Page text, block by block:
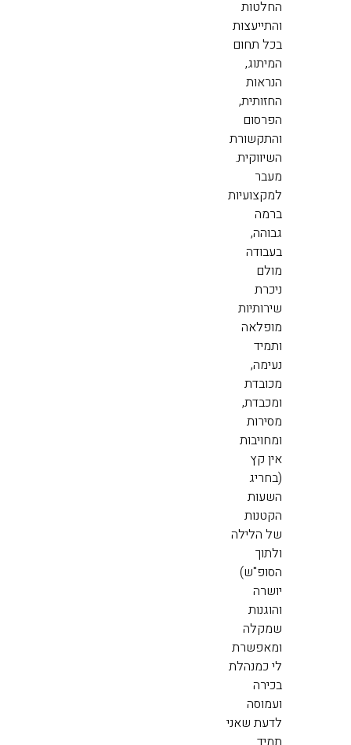
החלטות
והתייעצות
בכל תחום
המיתוג,
הנראות
החזותית,
הפרסום
והתקשורת
השיווקית.
מעבר
למקצועיות
ברמה
גבוהה,
בעבודה
מולם
ניכרת
שירותיות
מופלאה
ותמיד
נעימה,
מכובדת
ומכבדת,
מסירות
ומחויבות
אין קץ
(בחריג
השעות
הקטנות
של הלילה
ולתוך
הסופ"ש)
יושרה
והוגנות
שמקלה
ומאפשרת
לי כמנהלת
בכירה
ועמוסה
לדעת שאני